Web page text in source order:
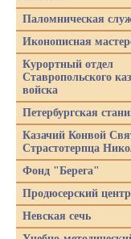
Паломническая
Иконописная
Курортный отдел
Ставропольского
войска
Петербургская
Казачий Конвой
Страстотерпца
Фонд "Берега"
Продюсерский центр
Невская сечь